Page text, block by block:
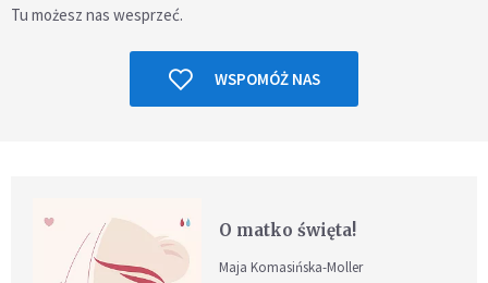
Tu możesz nas wesprzeć.
WSPOMÓŻ NAS
O matko święta!
Maja Komasińska-Moller